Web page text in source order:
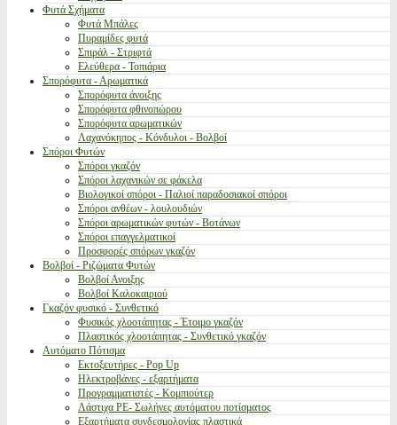
Φυτά Σχήματα
Φυτά Μπάλες
Πυραμίδες φυτά
Σπιράλ - Στριφτά
Ελεύθερα - Τοπιάρια
Σπορόφυτα - Αρωματικά
Σπορόφυτα άνοιξης
Σπορόφυτα φθινοπώρου
Σπορόφυτα αρωματικών
Λαχανόκηπος - Κόνδυλοι - Βολβοί
Σπόροι Φυτών
Σπόροι γκαζόν
Σπόροι λαχανικών σε φάκελα
Βιολογικοί σπόροι - Παλιοί παραδοσιακοί σπόροι
Σπόροι ανθέων - λουλουδιών
Σπόροι αρωματικών φυτών - Βοτάνων
Σπόροι επαγγελματικοί
Προσφορές σπόρων γκαζόν
Βολβοί - Ριζώματα Φυτών
Βολβοί Ανοιξης
Βολβοί Καλοκαιριού
Γκαζόν φυσικό - Συνθετικό
Φυσικός χλοοτάπητας - Έτοιμο γκαζόν
Πλαστικός χλοοτάπητας - Συνθετικό γκαζόν
Αυτόματο Πότισμα
Εκτοξευτήρες - Pop Up
Ηλεκτροβάνες - εξαρτήματα
Προγραμματιστές - Κομπιούτερ
Λάστιχα PE- Σωλήνες αυτόματου ποτίσματος
Εξαρτήματα συνδεσμολογίας πλαστικά